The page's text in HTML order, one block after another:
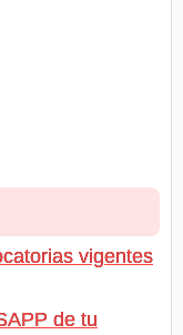
vigentes
de tu